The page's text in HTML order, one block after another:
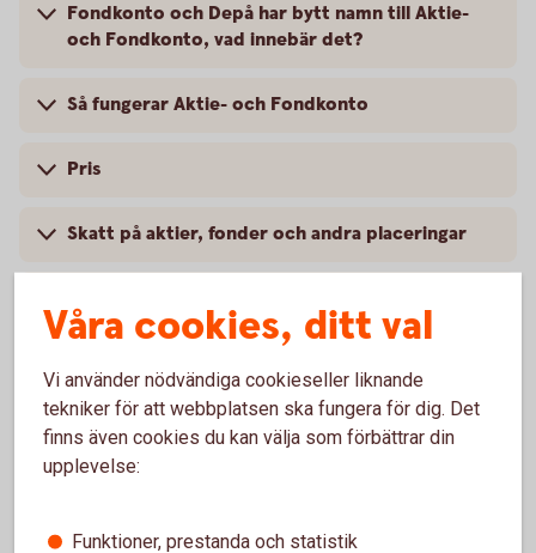
Fondkonto och Depå har bytt namn till Aktie-
och Fondkonto, vad innebär det?
Så fungerar Aktie- och Fondkonto
Pris
Skatt på aktier, fonder och andra placeringar
För att se detta innehåll behöver du först
godkänna cookies för Funktioner, prestanda
Våra cookies, ditt val
Vi använder nödvändiga cookieseller liknande
tekniker för att webbplatsen ska fungera för dig. Det
finns även cookies du kan välja som förbättrar din
upplevelse:
Funktioner, prestanda och statistik